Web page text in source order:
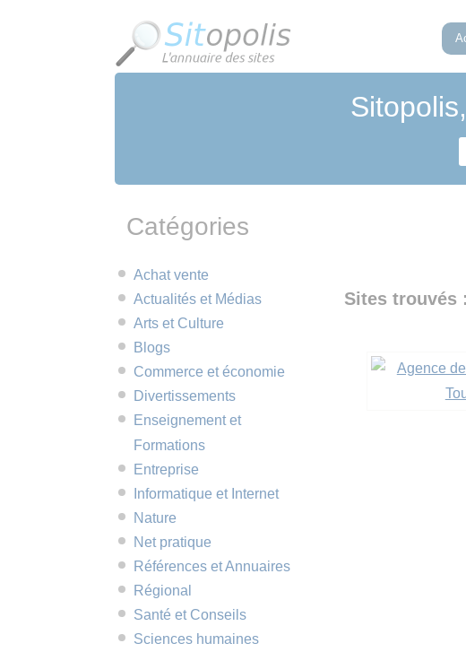
Sites trouvés
Catégories
Achat vente
Actualités et Médias
Arts et Culture
Blogs
Commerce et économie
Divertissements
Enseignement et
Formations
Entreprise
Informatique et Internet
Nature
Net pratique
Références et Annuaires
Régional
Santé et Conseils
Sciences humaines